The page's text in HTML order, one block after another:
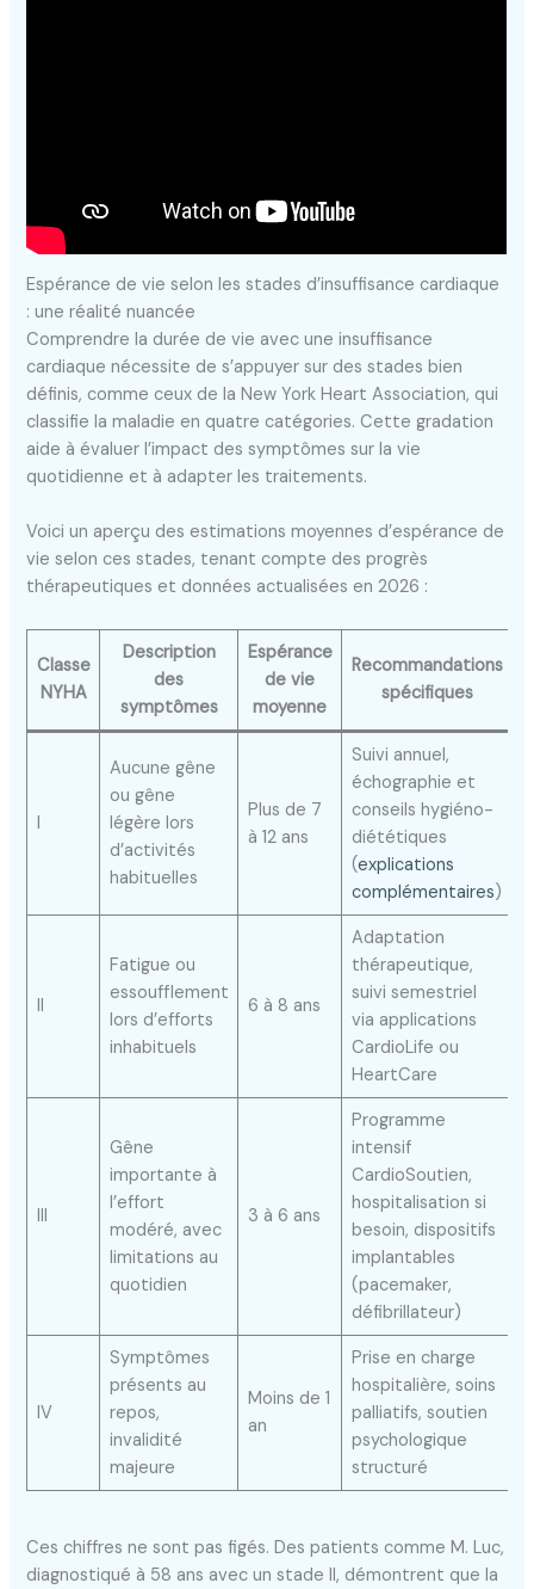
Espérance de vie selon les stades d’insuffisance cardiaque
: une réalité nuancée
Comprendre la durée de vie avec une insuffisance
cardiaque nécessite de s’appuyer sur des stades bien
définis, comme ceux de la New York Heart Association, qui
classifie la maladie en quatre catégories. Cette gradation
aide à évaluer l’impact des symptômes sur la vie
quotidienne et à adapter les traitements.
Voici un aperçu des estimations moyennes d’espérance de
vie selon ces stades, tenant compte des progrès
thérapeutiques et données actualisées en 2026 :
Classe
NYHA
Description
des
symptômes
Espérance
de vie
moyenne
Recommandations
spécifiques
I
Aucune gêne
ou gêne
légère lors
d’activités
habituelles
Plus de 7
à 12 ans
Suivi annuel,
échographie et
conseils hygiéno-
diététiques
(explications
complémentaires)
II
Fatigue ou
essoufflement
lors d’efforts
inhabituels
6 à 8 ans
Adaptation
thérapeutique,
suivi semestriel
via applications
CardioLife ou
HeartCare
III
Gêne
importante à
l’effort
modéré, avec
limitations au
quotidien
3 à 6 ans
Programme
intensif
CardioSoutien,
hospitalisation si
besoin, dispositifs
implantables
(pacemaker,
défibrillateur)
IV
Symptômes
présents au
repos,
invalidité
majeure
Moins de 1
an
Prise en charge
hospitalière, soins
palliatifs, soutien
psychologique
structuré
Ces chiffres ne sont pas figés. Des patients comme M. Luc,
diagnostiqué à 58 ans avec un stade II, démontrent que la